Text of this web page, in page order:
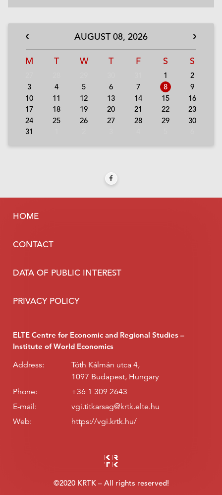
AUGUST08, 2026
M T W T F S S
1
2
3
4 5 6 7 8
9
10
11 12 13 14 15
16
17
18 19 20 21 22
23
24
25 26 27 28 29
30
31
HOME
CONTACT
DATA OF PUBLIC INTEREST
PRIVACY POLICY
ELTE Centre for Economic and Regional Studies –
Institute of World Economics
Address:
Tóth Kálmán utca 4,
1097 Budapest, Hungary
Phone:
+36 1 309 2643
E-mail:
vgi.titkarsag@krtk.elte.hu
Web:
https://vgi.krtk.hu/
©2020 KRTK – All rights reserved!